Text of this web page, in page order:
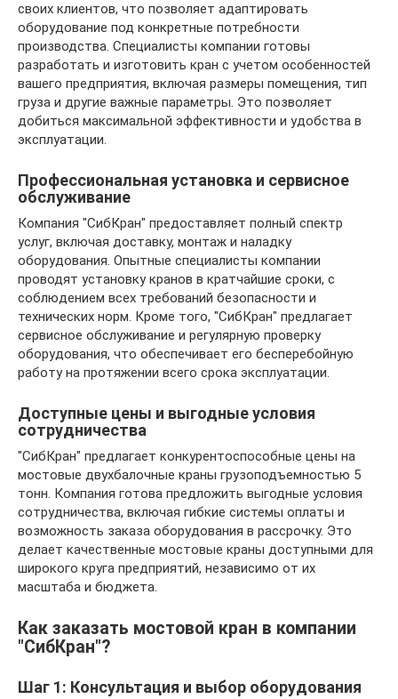
своих клиентов, что позволяет адаптировать
оборудование под конкретные потребности
производства. Специалисты компании готовы
разработать и изготовить кран с учетом особенностей
вашего предприятия, включая размеры помещения, тип
груза и другие важные параметры. Это позволяет
добиться максимальной эффективности и удобства в
эксплуатации.
Профессиональная установка и сервисное
обслуживание
Компания "СибКран" предоставляет полный спектр
услуг, включая доставку, монтаж и наладку
оборудования. Опытные специалисты компании
проводят установку кранов в кратчайшие сроки, с
соблюдением всех требований безопасности и
технических норм. Кроме того, "СибКран" предлагает
сервисное обслуживание и регулярную проверку
оборудования, что обеспечивает его бесперебойную
работу на протяжении всего срока эксплуатации.
Доступные цены и выгодные условия
сотрудничества
"СибКран" предлагает конкурентоспособные цены на
мостовые двухбалочные краны грузоподъемностью 5
тонн. Компания готова предложить выгодные условия
сотрудничества, включая гибкие системы оплаты и
возможность заказа оборудования в рассрочку. Это
делает качественные мостовые краны доступными для
широкого круга предприятий, независимо от их
масштаба и бюджета.
Как заказать мостовой кран в компании
"СибКран"?
Шаг 1: Консультация и выбор оборудования